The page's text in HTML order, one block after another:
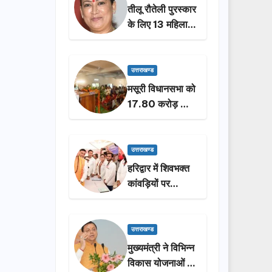
तीलू रौतेली पुरस्कार
के लिए 13 महिलाओं
का चयन, 35
कार्यकर्तियां भी होंगी
सम्मानित…
उत्तराखण्ड
मसूरी विधानसभा को
17.80 करोड़ की
विकास योजनाओं की
ने किया लोकार्पण-
शिलान्यास.
उत्तराखण्ड
हरिद्वार में शिवभक्त
कांवड़ियों पर
पुष्पवर्षा, मुख्यमंत्री
प्रक्षालन…
उत्तराखण्ड
मुख्यमंत्री ने विभिन्न
विकास योजनाओं के